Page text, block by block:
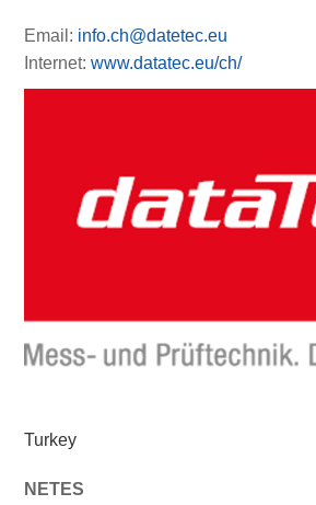
Email: info.ch@datetec.eu
Internet:www.datatec.eu/ch/
Turkey
NETES